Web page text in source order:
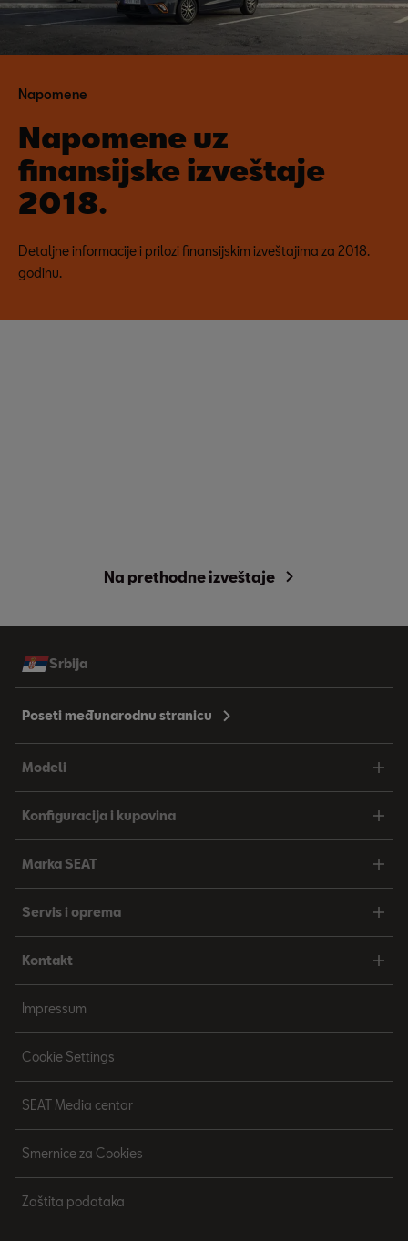
Napomene
Napomene uz
finansijske izveštaje
2018.
Detaljne informacije i prilozi finansijskim izveštajima za 2018.
godinu.
Na prethodne izveštaje
Srbija
Poseti međunarodnu stranicu
Modeli
Konfiguracija i kupovina
Marka SEAT
Servis i oprema
Kontakt
Impressum
Cookie Settings
SEAT Media centar
Smernice za Cookies
Zaštita podataka